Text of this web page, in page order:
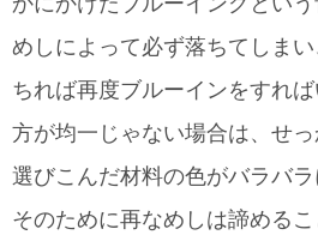
めしによって必ず落ちてしま
ちれば再度ブルーインをすれ
方が均一じゃない場合は、せ
選びこんだ材料の色がバラバラ
そのために再なめしは諦めるこ